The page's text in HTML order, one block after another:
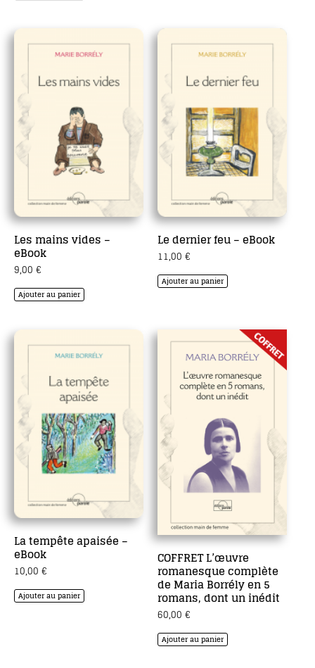
Les mains vides –
eBook
9,00 €
Ajouter au panier
Le dernier feu – eBook
11,00 €
Ajouter au panier
La tempête apaisée –
eBook
10,00 €
Ajouter au panier
COFFRET L’œuvre
romanesque complète
de Maria Borrély en 5
romans, dont un inédit
60,00 €
Ajouter au panier